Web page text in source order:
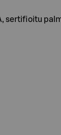
sertifioitu